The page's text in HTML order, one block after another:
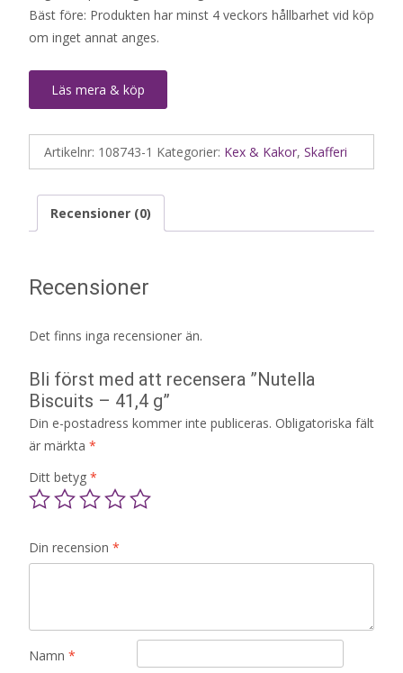
Bäst före: Produkten har minst 4 veckors hållbarhet vid köp
om inget annat anges.
Läs mera & köp
Artikelnr: 108743-1 Kategorier: Kex & Kakor, Skafferi
Recensioner (0)
Recensioner
Det finns inga recensioner än.
Bli först med att recensera ”Nutella
Biscuits – 41,4 g”
Din e-postadress kommer inte publiceras. Obligatoriska fält
är märkta *
Ditt betyg *
Din recension *
Namn *